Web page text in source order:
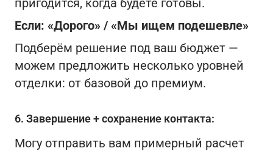
Если: «Дорого» / «Мы ищем подешевле»
Подберём решение под ваш бюджет —
можем предложить несколько уровней
отделки: от базовой до премиум.
6. Завершение + сохранение контакта:
Могу отправить вам примерный расчет